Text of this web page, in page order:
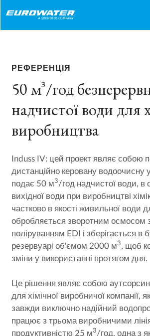
РЕФЕРЕНЦІЯ
50 м³/год
надчистої води для
виробництва
Induss IV: цей проект являє собою
дистанційно керовану водоочисну
подає 50 м3/год надчистої води, в
вихідної води при виробництві
частково в якості живильної води
обробляється зворотним осмосом
поліруванням EDI і зберігається в
резервуарі об'ємом 2000 м3, щоб
зміни у використанні протягом дня.
Це рішення являє собою
для хімічної виробничої компанії,
завжди виключно надійний
працює з трьома виробничими
продуктивністю 25 м3/год, одна з